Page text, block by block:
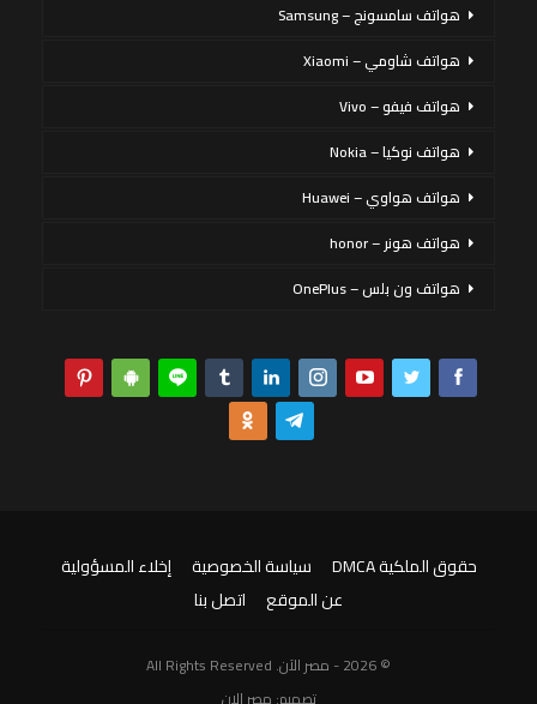
هواتف سامسونج – Samsung
هواتف شاومي – Xiaomi
هواتف فيفو – Vivo
هواتف نوكيا – Nokia
هواتف هواوي – Huawei
هواتف هونر – honor
هواتف ون بلس – OnePlus
حقوق الملكية DMCA سياسة الخصوصية
إخلاء المسؤولية
عن الموقع
اتصل بنا
© 2026 - مصر الآن. All Rights Reserved